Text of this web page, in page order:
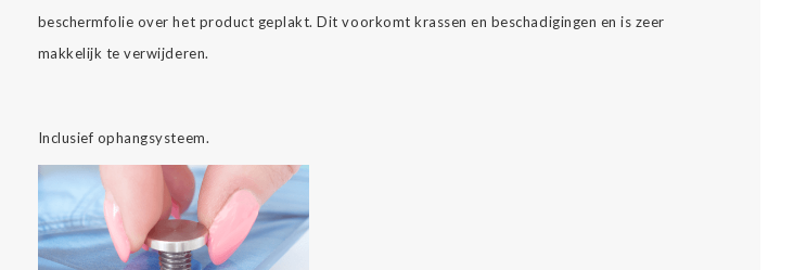
beschermfolie over het product geplakt. Dit voorkomt krassen en beschadigingen en is zeer
makkelijk te verwijderen.
Inclusief ophangsysteem.